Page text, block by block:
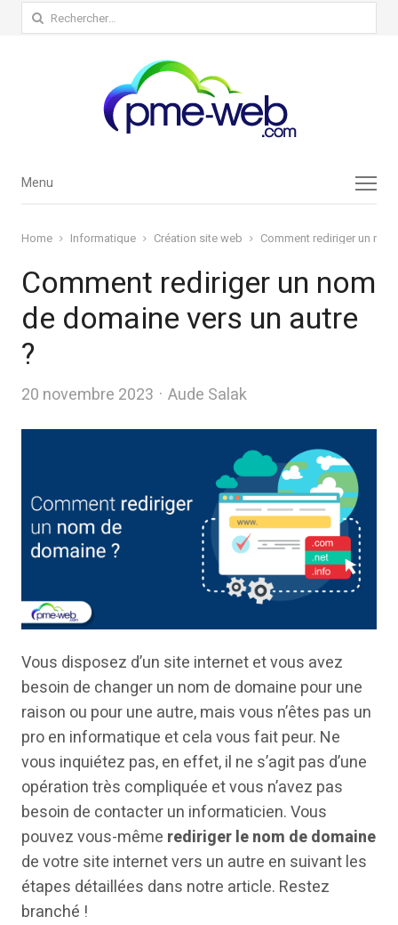
Rechercher :
Menu
Menu
Home Informatique Création site web Comment rediriger un
Comment rediriger un nom
de domaine vers un autre
?
20 novembre 2023 Author
Aude Salak
Vous disposez d’un site internet et vous avez
besoin de changer un nom de domaine pour une
raison ou pour une autre, mais vous n’êtes pas un
pro en informatique et cela vous fait peur. Ne
vous inquiétez pas, en effet, il ne s’agit pas d’une
opération très compliquée et vous n’avez pas
besoin de contacter un informaticien. Vous
pouvez vous-même rediriger le nom de domaine
de votre site internet vers un autre en suivant les
étapes détaillées dans notre article. Restez
branché !